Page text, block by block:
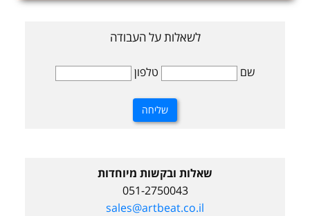
לשאלות על העבודה
שם טלפון
שאלות ובקשות מיוחדות
051-2750043
sales@artbeat.co.il